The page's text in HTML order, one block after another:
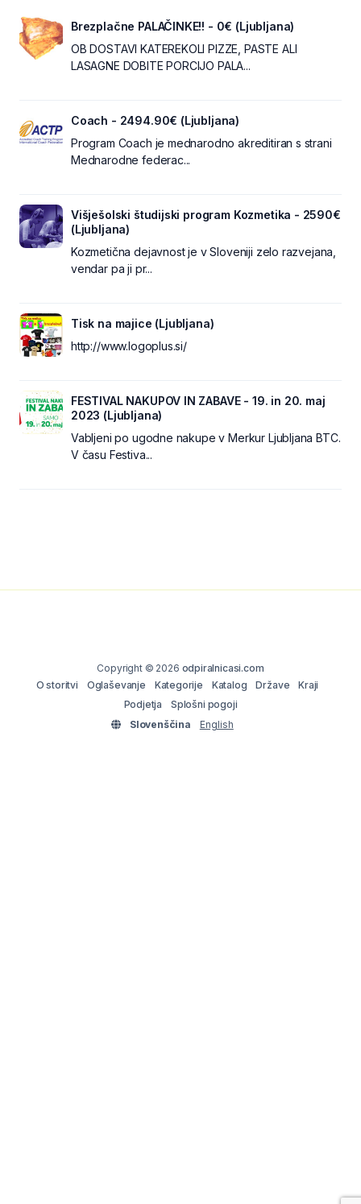
Brezplačne PALAČINKE!! - 0€ (Ljubljana)
OB DOSTAVI KATEREKOLI PIZZE, PASTE ALI
LASAGNE DOBITE PORCIJO PALA...
Coach - 2494.90€ (Ljubljana)
Program Coach je mednarodno akreditiran s strani
Mednarodne federac...
Višješolski študijski program Kozmetika - 2590€
(Ljubljana)
Kozmetična dejavnost je v Sloveniji zelo razvejana,
vendar pa ji pr...
Tisk na majice (Ljubljana)
http://www.logoplus.si/
FESTIVAL NAKUPOV IN ZABAVE - 19. in 20. maj
2023 (Ljubljana)
Vabljeni po ugodne nakupe v Merkur Ljubljana BTC.
V času Festiva...
Copyright © 2026 odpiralnicasi.com
O storitvi
Oglaševanje Kategorije Katalog Države
Kraji
Podjetja
Splošni pogoji
Slovenščina
English